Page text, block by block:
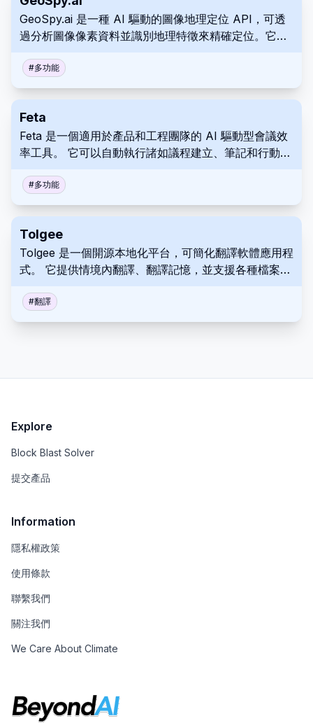
GeoSpy.ai 是一種 AI 驅動的圖像地理定位 API，可透
過分析圖像像素資料並識別地理特徵來精確定位。它使
程式設計環境中。GeoSpy.ai 提供靈活的定價層級，從
免費試用到可擴展的計畫，以滿足廣泛的商業用途和客
#多功能
Feta
Feta 是一個適用於產品和工程團隊的 AI 驅動型會議效
率工具。 它可以自動執行諸如議程建立、筆記和行動項
力。
#多功能
Tolgee
Tolgee 是一個開源本地化平台，可簡化翻譯軟體應用程
式。 它提供情境內翻譯、翻譯記憶，並支援各種檔案格
#翻譯
Explore
Block Blast Solver
提交產品
Information
隱私權政策
使用條款
聯繫我們
關注我們
We Care About Climate